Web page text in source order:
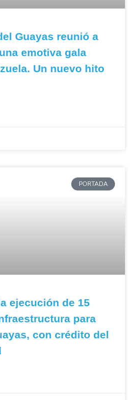
Guayas reunió a
emotiva gala
Un nuevo hito
PORTADA
ejecución de 15
para
con crédito del